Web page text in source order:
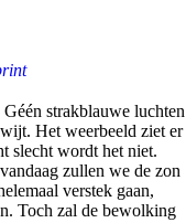
strakblauwe luchten
Het weerbeeld ziet er
slecht wordt het niet.
zullen we de zon
verstek gaan,
Toch zal de bewolking